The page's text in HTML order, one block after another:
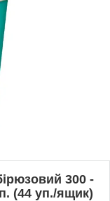
300 -
(44 уп./ящик)